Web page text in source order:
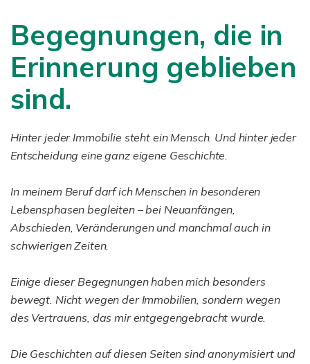
Begegnungen, die in
Erinnerung geblieben
sind.
Hinter jeder Immobilie steht ein Mensch. Und hinter jeder
Entscheidung eine ganz eigene Geschichte.
In meinem Beruf darf ich Menschen in besonderen
Lebensphasen begleiten – bei Neuanfängen,
Abschieden, Veränderungen und manchmal auch in
schwierigen Zeiten.
Einige dieser Begegnungen haben mich besonders
bewegt. Nicht wegen der Immobilien, sondern wegen
des Vertrauens, das mir entgegengebracht wurde.
Die Geschichten auf diesen Seiten sind anonymisiert und